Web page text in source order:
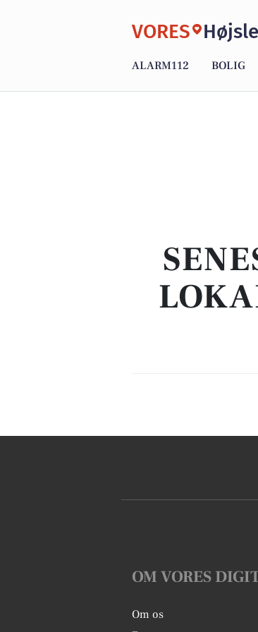
VORES
ALARM112 BOLIG
OM VORES
Om os